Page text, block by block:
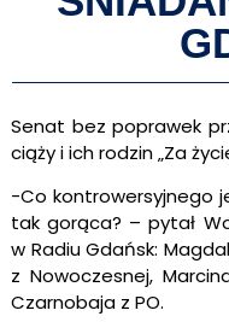
Senat bez poprawek
ciąży i ich rodzin „Za
-Co kontrowersyjnego
tak gorąca? – pytał
w Radiu Gdańsk:
z Nowoczesnej,
Czarnobaja z PO.